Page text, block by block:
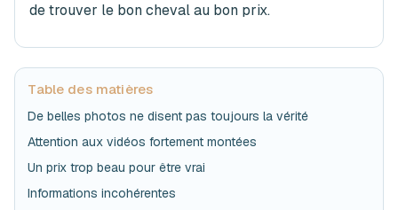
de trouver le bon cheval au bon prix.
Table des matières
De belles photos ne disent pas toujours la vérité
Attention aux vidéos fortement montées
Un prix trop beau pour être vrai
Informations incohérentes